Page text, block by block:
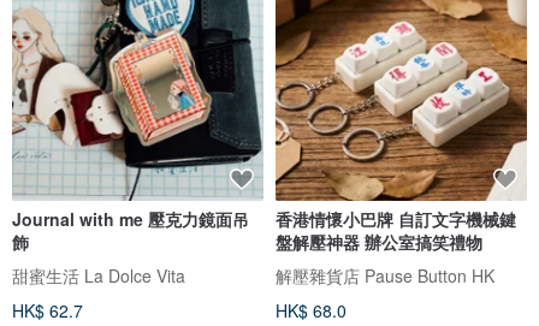
Journal with me 壓克力鏡面吊
飾
甜蜜生活 La Dolce Vita
HK$ 62.7
香港情懷小巴牌 自訂文字機械鍵
盤解壓神器 辦公室搞笑禮物
解壓雜貨店 Pause Button HK
HK$ 68.0